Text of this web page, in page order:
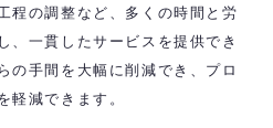
程の調整など、多くの時間と労
、一貫したサービスを提供でき
の手間を大幅に削減でき、プロ
減できます。